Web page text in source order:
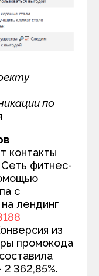
по
контакты
Сеть фитнес-
с
лендинг
из
промокода
362,85%.